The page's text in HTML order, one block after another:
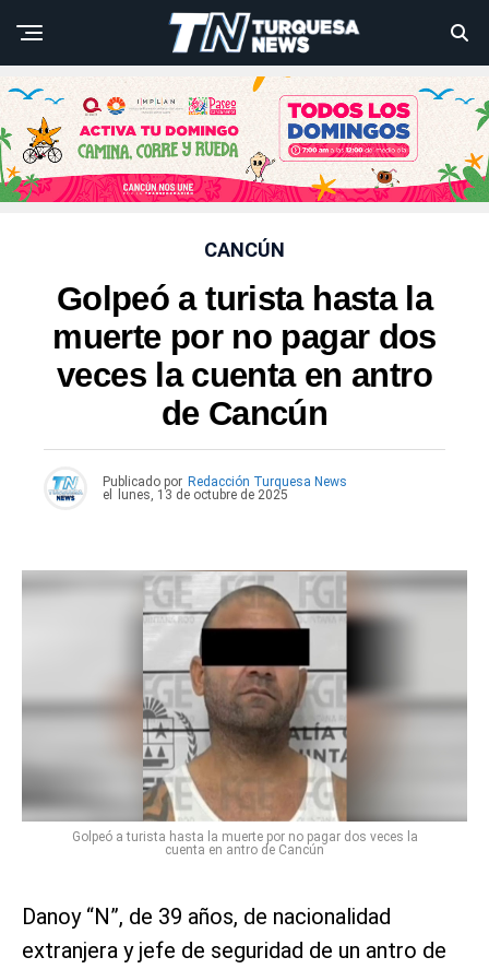
CANCÚN
Golpeó a turista hasta la
muerte por no pagar dos
veces la cuenta en antro
de Cancún
Publicado por Redacción Turquesa News
el
lunes, 13 de octubre de 2025
Golpeó a turista hasta la muerte por no pagar dos veces la
cuenta en antro de Cancún
Danoy “N”, de 39 años, de nacionalidad
extranjera y jefe de seguridad de un antro de